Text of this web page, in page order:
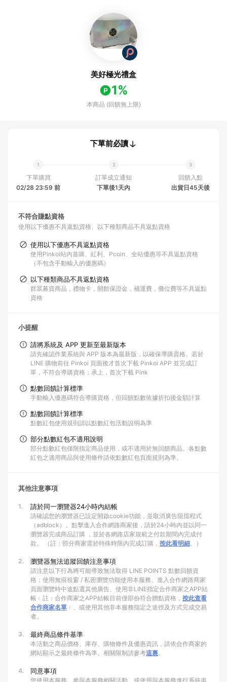
美好極光禮盒
1%
本商品 (回饋無上限)
下單前必讀
下單購買
02/28 23:59 前
訂單成立通知
下單後1天內
回饋入點
出貨日45天後
不符合賺點資格
使用以下優惠不具返點資格 以下種類商品不具返點資格
使用以下優惠不具返點資格
使用Pinkoi站內首購、紅利、Pcoin、全站優惠等不具返點資格
（不包含手動輸入的優惠碼）
以下種類商品不具返點資格
群眾募資商品，禮物卡，開館保證金，補運費，攤位費等不具返點
資格
小提醒
請將系統及 APP 更新至最新版本
請先確認作業系統與 APP 版本為最新版，以確保導購資格。若於
LINE 購物前往 Pinkoi 頁面後才首次下載 Pinkoi APP 並完成訂
單，不符合導購資格；承上，首次下載 Pink
點數回饋計算標準
手動輸入優惠碼符合導購資格，但回饋點數依據折扣後金額計算
點數回饋計算標準
點數紅包使用規則請以點數紅包活動說明為準
部分點數紅包不適用說明
部分點數紅包僅限指定商品使用，或不適用於無回饋商品。各點數
紅包之適用商品與使用條件請依點數紅包頁面規則為準。
其他注意事項
1. 請於同一瀏覽器24小時內結帳
請確認您的瀏覽器已設定開啟cookie功能，並取消廣告阻擋程式
（adblock）。點擊進入合作網路商家後，請於24小時內並以同一
瀏覽器完成商品訂購 ，並於各網路店家規範之付款期間內完成付
款。 （註：部分商家需於特殊時限內完成訂購， 按此看明細。）
2. 瀏覽器無法追蹤回饋注意事項
請注意以下行為將可能導致無法取得 LINE POINTS 點數回饋資
格：使用無痕視窗 / 私密瀏覽功能使用本服務、進入合作網路商家
頁面瀏覽時中途點選其他廣告、使用非LINE指定合作商家之APP結
帳﹙註：合作商家之APP結帳目前僅部份符合贈點資格， 按此查看
合作商家名單 ﹚、或使用其他非本服務指定之途徑及方式完成交易
者。
3. 最終商品條件基準
本活動之商品價格、庫存、購物條件及優惠資訊，請依合作商家的
網站顯示之最終條件為準。相關限制請參考這裏。
4. 同意事項
您使用本服務、參與本服務相關活動、或使用與本服務進行系統串